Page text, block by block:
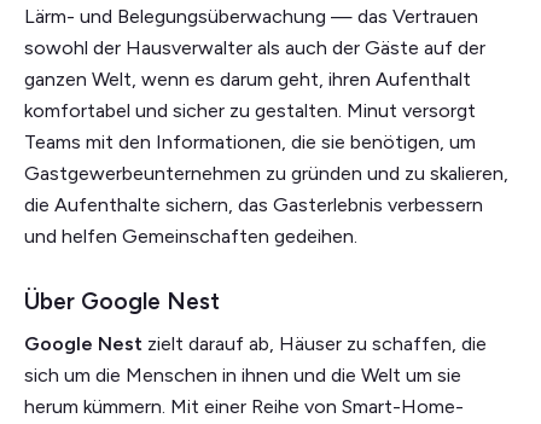
Lärm- und Belegungsüberwachung — das Vertrauen
sowohl der Hausverwalter als auch der Gäste auf der
ganzen Welt, wenn es darum geht, ihren Aufenthalt
komfortabel und sicher zu gestalten. Minut versorgt
Teams mit den Informationen, die sie benötigen, um
Gastgewerbeunternehmen zu gründen und zu skalieren,
die Aufenthalte sichern, das Gasterlebnis verbessern
und helfen Gemeinschaften gedeihen.
Über Google Nest
Google Nest zielt darauf ab, Häuser zu schaffen, die
sich um die Menschen in ihnen und die Welt um sie
herum kümmern. Mit einer Reihe von Smart-Home-